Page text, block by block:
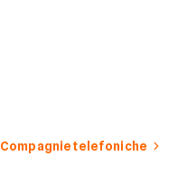
Compagnie telefoniche